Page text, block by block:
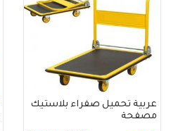
عربية تحميل صفراء بلاستيك
مصفحة